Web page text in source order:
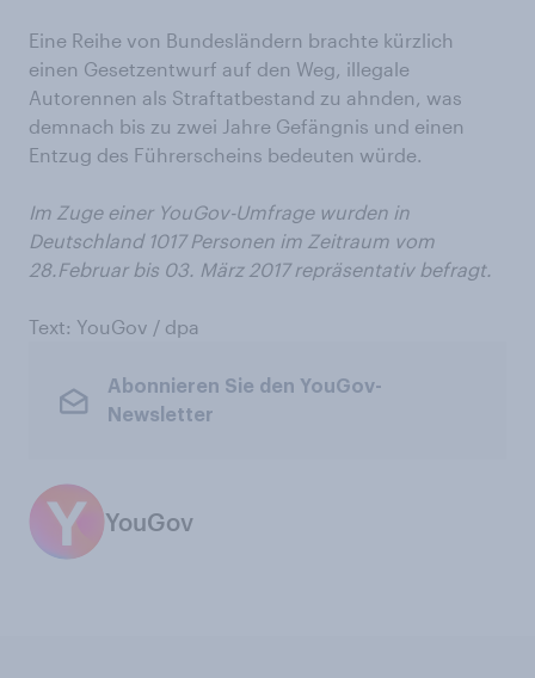
Eine Reihe von Bundesländern brachte kürzlich
einen Gesetzentwurf auf den Weg, illegale
Autorennen als Straftatbestand zu ahnden, was
demnach bis zu zwei Jahre Gefängnis und einen
Entzug des Führerscheins bedeuten würde.
Im Zuge einer YouGov-Umfrage wurden in
Deutschland 1017 Personen im Zeitraum vom
28.Februar bis 03. März 2017 repräsentativ befragt.
Text: YouGov / dpa
Abonnieren Sie den YouGov-
Newsletter
YouGov